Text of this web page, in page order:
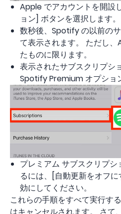
Apple でアカウントを開設
ョン] ボタンを選択します。
数秒後、Spotify の以前の
て表示されます。 ただし
たものに限ります。
表示されたサブスクリプシ
Spotify Premium オプショ
プレミアム サブスクリプ
るには、[自動更新をオフ
効にしてください。
これらの手順をすべて実行す
はキャンセルされます。 さ